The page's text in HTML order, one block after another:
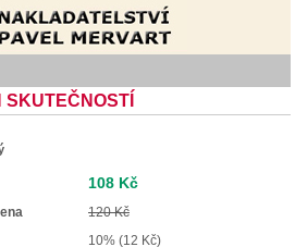
108 Kč
120 Kč
10% (12 Kč)